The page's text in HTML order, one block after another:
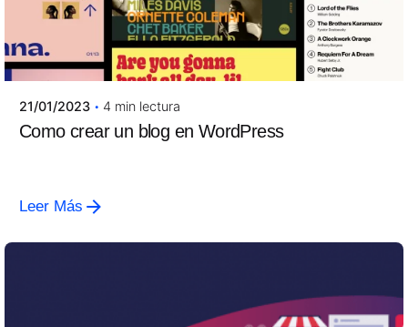
Siguiente
6 consejos para diseñar una aplicación móvil
21/01/2023 4 min lectura
Como crear un blog en WordPress
Leer Más